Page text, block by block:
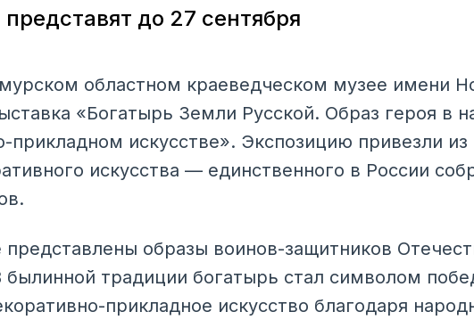
представят до 27 сентября
областном краеведческом музее имени
«Богатырь Земли Русской. Образ героя в
прикладном искусстве». Экспозицию привезли из
искусства — единственного в России
представлены образы воинов-защитников
былинной традиции богатырь стал символом
прикладное искусство благодаря